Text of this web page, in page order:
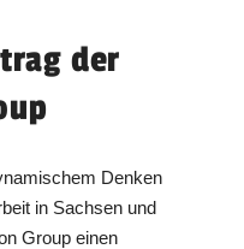
der
Denken
in Sachsen und
Group einen